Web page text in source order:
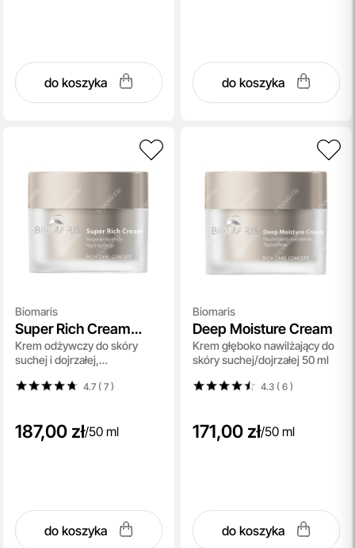
do koszyka do koszyka
Biomaris
Super Rich Cream
Without Perfume
Krem odżywczy do skóry
suchej i dojrzałej,
4.7 ( 7)
187,00 zł/50 ml
do koszyka
Biomaris
Deep Moisture Cream
Krem głęboko nawilżający do
skóry suchej/dojrzałej 50 ml
4.3 ( 6)
171,00 zł/50 ml
do koszyka